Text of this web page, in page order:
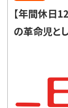
【年間休日
の革命児と